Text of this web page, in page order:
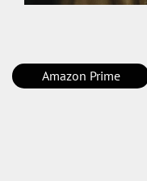
Amazon Prime